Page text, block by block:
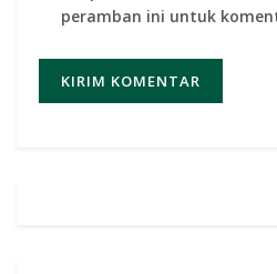
peramban ini untuk